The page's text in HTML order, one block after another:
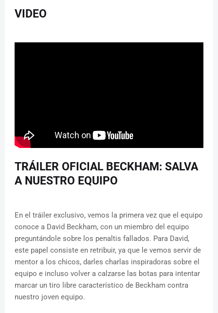
VIDEO
TRÁILER OFICIAL BECKHAM: SALVA
A NUESTRO EQUIPO
En el tráiler exclusivo, vemos la primera vez que el equipo
conoce a David Beckham, con un miembro del equipo
preguntándole sobre los penaltis fallados. Para David,
este papel consiste en retribuir, ya que le vemos servir de
mentor a los chicos, darles charlas inspiradoras sobre el
equipo e incluso volver a calzarse las botas para intentar
marcar un tiro libre característico de Beckham contra
nuestro joven equipo.